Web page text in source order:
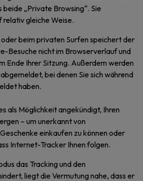
beide „Private Browsing“. Sie
relativ gleiche Weise.
beim privaten Surfen speichert der
Besuche nicht im Browserverlauf und
Ende Ihrer Sitzung. Außerdem werden
bei denen Sie sich während
haben.
als Möglichkeit angekündigt, Ihren
– um unerkannt von
einkaufen zu können oder
Internet-Tracker Ihnen folgen.
das Tracking und den
liegt die Vermutung nahe, dass er